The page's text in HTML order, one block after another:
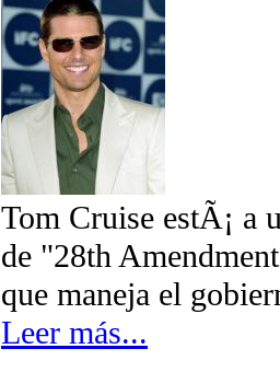
Tom Cruise estÃ¡ a
de "28th
que maneja el
Leer más...